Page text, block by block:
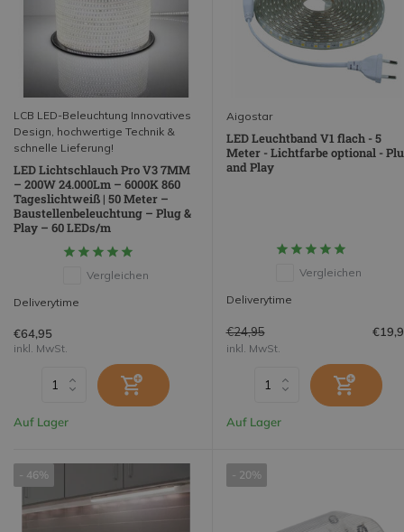
LCB LED-Beleuchtung Innovatives
Design, hochwertige Technik &
schnelle Lieferung!
LED Lichtschlauch Pro V3 7MM
– 200W 24.000Lm – 6000K 860
Tageslichtweiß | 50 Meter –
Baustellenbeleuchtung – Plug &
Play – 60 LEDs/m
Vergleichen
Deliverytime
€64,95
inkl. MwSt.
Auf Lager
Aigostar
LED Leuchtband V1 flach - 5
Meter - Lichtfarbe optional -
and Play
Vergleichen
Deliverytime
€24,95
inkl. MwSt.
Auf Lager
- 46% - 20%